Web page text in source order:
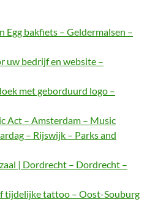
Egg bakfiets – Geldermalsen –
uw bedrijf en website –
met geborduurd logo –
Act – Amsterdam – Music
– Rijswijk – Parks and
| Dordrecht – Dordrecht –
tijdelijke tattoo – Oost-Souburg